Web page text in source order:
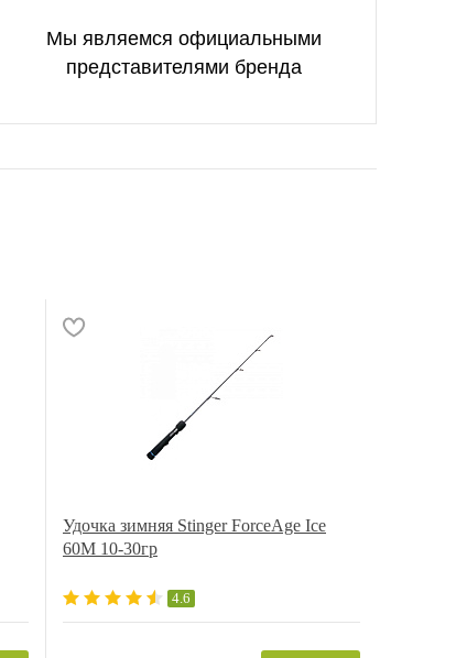
Мы являемся официальными
представителями бренда
Удочка зимняя Stinger ForceAge Ice
60M 10-30гр
4.6